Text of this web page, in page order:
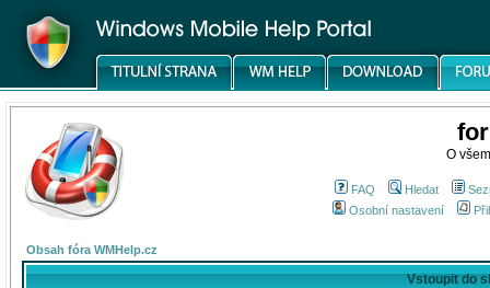
O
FAQ Hledat
Osobní nastavení
Obsah fóra WMHelp.cz
Vstoupit do